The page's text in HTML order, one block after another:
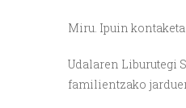
Miru. Ipuin kontaketa.
Udalaren Liburutegi
familientzako